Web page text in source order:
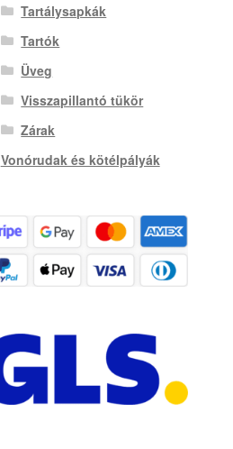
Tartálysapkák
Tartók
Üveg
Visszapillantó tükör
Zárak
Vonórudak és kötélpályák